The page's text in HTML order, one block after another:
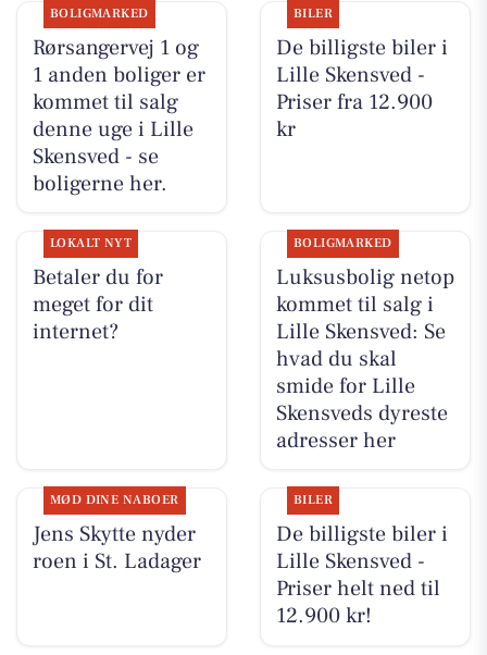
BOLIGMARKED
Rørsangervej 1 og
1 anden boliger er
kommet til salg
denne uge i Lille
Skensved - se
boligerne her.
BILER
De billigste biler i
Lille Skensved -
Priser fra 12.900
kr
LOKALT NYT
Betaler du for
meget for dit
internet?
BOLIGMARKED
Luksusbolig netop
kommet til salg i
Lille Skensved: Se
hvad du skal
smide for Lille
Skensveds dyreste
adresser her
MØD DINE NABOER
Jens Skytte nyder
roen i St. Ladager
BILER
De billigste biler i
Lille Skensved -
Priser helt ned til
12.900 kr!